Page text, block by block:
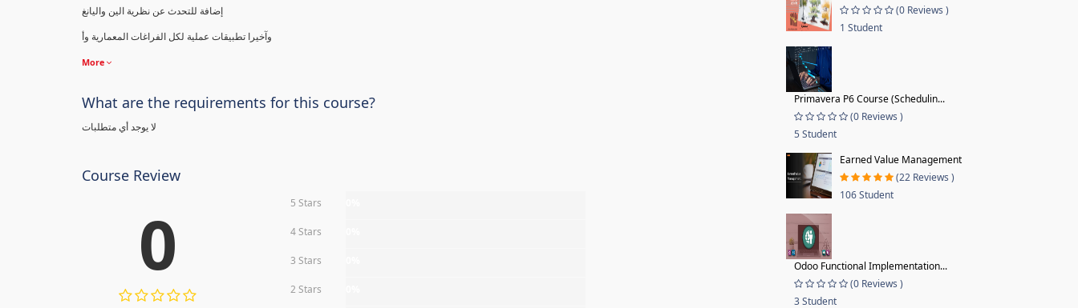
إضافة للتحدث عن نظرية الين واليانغ
وآخيرا تطبيقات عملية لكل الفراغات المعمارية وأ
More
What are the requirements for this course?
لا يوجد أي متطلبات
Course Review
0 5 Stars
4 Stars
3 Stars
2 Stars
(0 Reviews )
1 Student
Primavera P6 Course (Schedulin...
(0 Reviews )
5 Student
Earned Value Management
(22 Reviews )
106 Student
Odoo Functional Implementation...
(0 Reviews )
3 Student